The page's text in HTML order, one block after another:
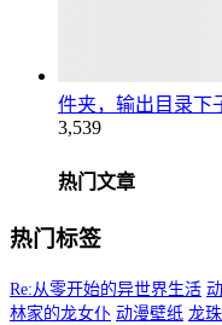
件夹，输出目录下
3,539
热门文章
热门标签
Re:从零开始的异世界生活
林家的龙女仆 动漫壁纸 龙珠